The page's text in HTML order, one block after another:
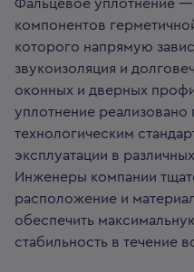
Фальцевое уплотнение
компонентов
которого напрямую
звукоизоляция и
оконных и дверных
уплотнение
технологическим
эксплуатации в
Инженеры компании
расположение и
обеспечить
стабильность в течение